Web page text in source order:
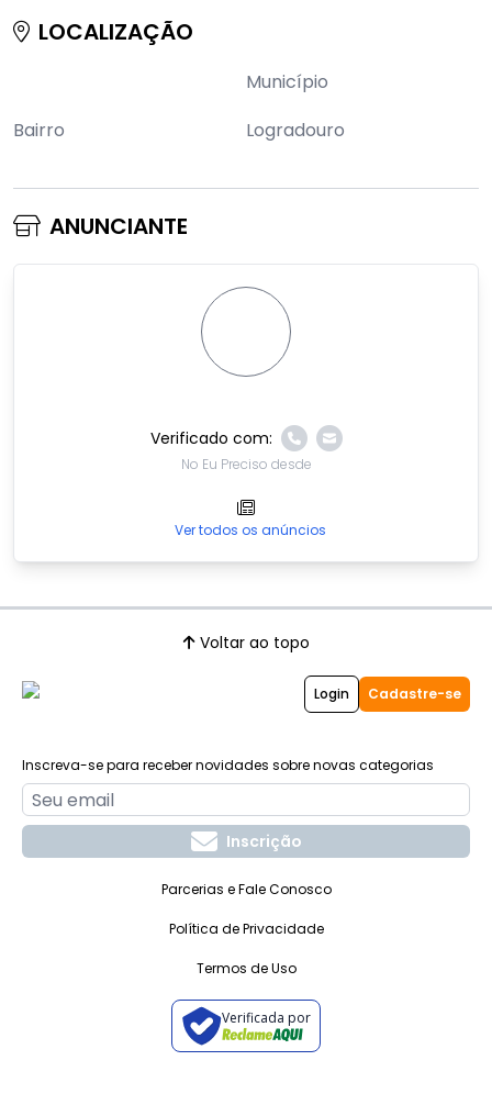
LOCALIZAÇÃO
Município
Bairro
Logradouro
ANUNCIANTE
Verificado com:
No Eu Preciso desde
Ver todos os anúncios
Voltar ao topo
Login Cadastre-se
Inscreva-se para receber novidades sobre novas categorias
Inscrição
Parcerias e Fale Conosco
Política de Privacidade
Termos de Uso
Verificada por